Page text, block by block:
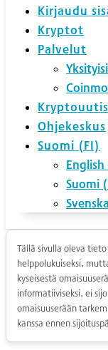
Kirjaudu
Kryptot
Palvelut
Ohjekeskus
Suomi (FI)
English
Suomi
Tällä sivulla oleva
helppolukuiseksi,
kyseisestä
informatiiviseksi, ei
omaisuuserään
kanssa ennen